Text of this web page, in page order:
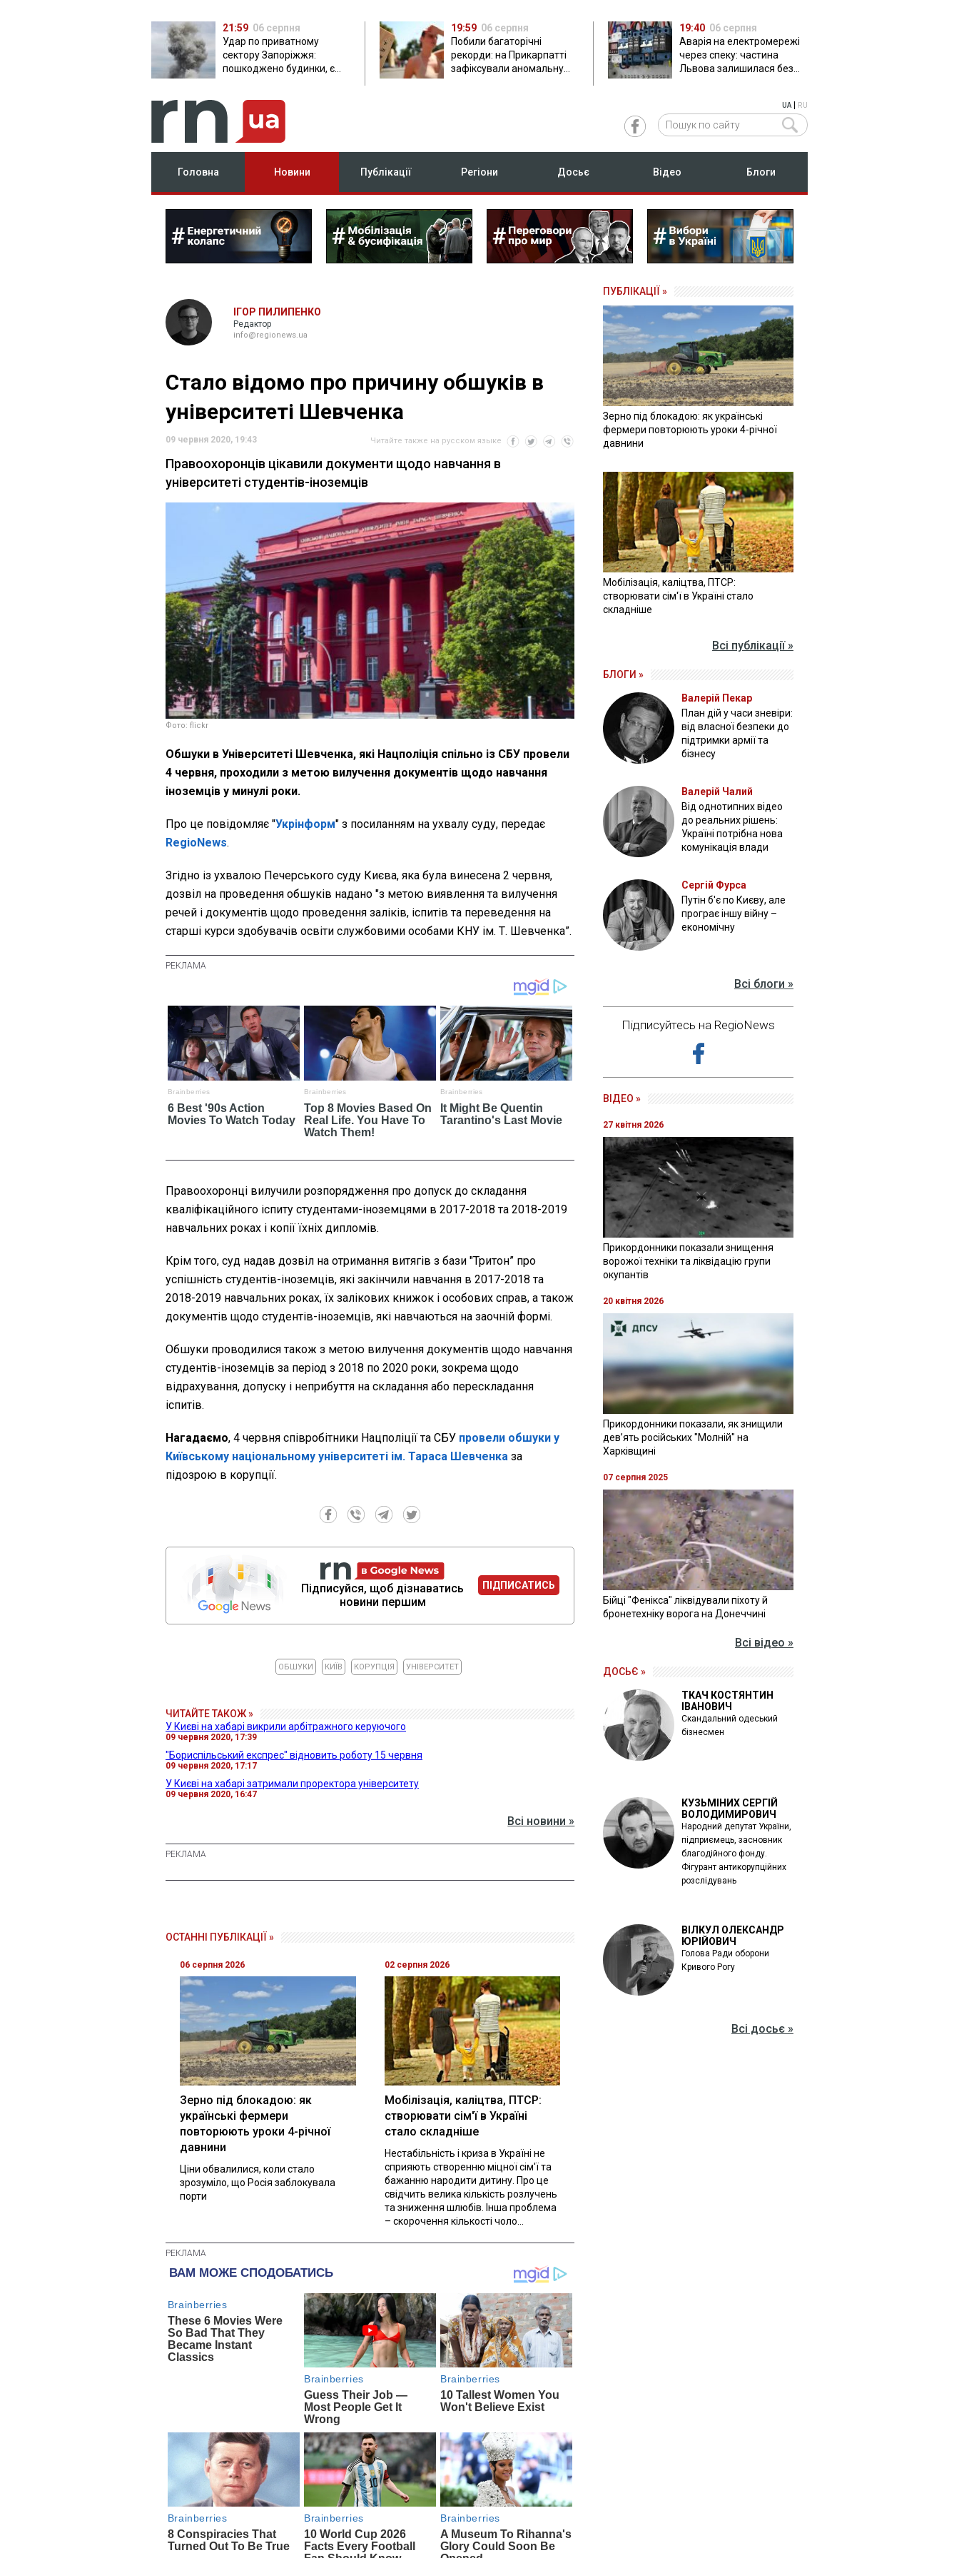
21:59 06 серпня
Удар по приватному
сектору Запоріжжя:
пошкоджено будинки, є
19:59 06 серпня
Побили багаторічні
рекорди: на Прикарпатті
зафіксували аномальну
19:40 06 серпня
Аварія на електромережі
через спеку: частина
Львова залишилася без
UA| RU
Головна Новини Публікації Регіони Досьє Відео Блоги
ІГОР ПИЛИПЕНКО
Редактор
info@regionews.ua
Стало відомо про причину обшуків в
університеті Шевченка
09 червня 2020, 19:43 Читайте также на русском языке
Правоохоронців цікавили документи щодо навчання в
університеті студентів-іноземців
Фото: flickr
Обшуки в Університеті Шевченка, які Нацполіція спільно із СБУ провели
4 червня, проходили з метою вилучення документів щодо навчання
іноземців у минулі роки.
Про це повідомляє "Укрінформ" з посиланням на ухвалу суду, передає
RegioNews.
Згідно із ухвалою Печерського суду Києва, яка була винесена 2 червня,
дозвіл на проведення обшуків надано "з метою виявлення та вилучення
речей і документів щодо проведення заліків, іспитів та переведення на
старші курси здобувачів освіти службовими особами КНУ ім. Т. Шевченка”.
Правоохоронці вилучили розпорядження про допуск до складання
кваліфікаційного іспиту студентами-іноземцями в 2017-2018 та 2018-2019
навчальних роках і копії їхніх дипломів.
Крім того, суд надав дозвіл на отримання витягів з бази "Тритон” про
успішність студентів-іноземців, які закінчили навчання в 2017-2018 та
2018-2019 навчальних роках, їх залікових книжок і особових справ, а також
документів щодо студентів-іноземців, які навчаються на заочній формі.
Обшуки проводилися також з метою вилучення документів щодо навчання
студентів-іноземців за період з 2018 по 2020 роки, зокрема щодо
відрахування, допуску і неприбуття на складання або перескладання
іспитів.
Нагадаємо, 4 червня співробітники Нацполіції та СБУ провели обшуки у
Київському національному університеті ім. Тараса Шевченка за
підозрою в корупції.
Підписуйся, щоб дізнаватись
новини першим
ПІДПИСАТИСЬ
ОБШУКИ КИЇВ КОРУПЦІЯ УНІВЕРСИТЕТ
ЧИТАЙТЕ ТАКОЖ »
У Києві на хабарі викрили арбітражного керуючого
09 червня 2020, 17:39
"Бориспільський експрес" відновить роботу 15 червня
09 червня 2020, 17:17
У Києві на хабарі затримали проректора університету
09 червня 2020, 16:47
Всі новини »
ОСТАННІ ПУБЛІКАЦІЇ »
06 серпня 2026
Зерно під блокадою: як
українські фермери
повторюють уроки 4-річної
давнини
Ціни обвалилися, коли стало
зрозуміло, що Росія заблокувала
порти
02 серпня 2026
Мобілізація, каліцтва, ПТСР:
створювати сім'ї в Україні
стало складніше
Нестабільність і криза в Україні не
сприяють створенню міцної сім'ї та
бажанню народити дитину. Про це
свідчить велика кількість розлучень
та зниження шлюбів. Інша проблема
– скорочення кількості чоло...
ПУБЛІКАЦІЇ »
Зерно під блокадою: як українські
фермери повторюють уроки 4-річної
давнини
Мобілізація, каліцтва, ПТСР:
створювати сім'ї в Україні стало
складніше
Всі публікації »
БЛОГИ »
Валерій Пекар
План дій у часи зневіри:
від власної безпеки до
підтримки армії та
бізнесу
Валерій Чалий
Від однотипних відео
до реальних рішень:
Україні потрібна нова
комунікація влади
Сергій Фурса
Путін б'є по Києву, але
програє іншу війну –
економічну
Всі блоги »
Підписуйтесь на RegioNews
ВІДЕО »
27 квітня 2026
Прикордонники показали знищення
ворожої техніки та ліквідацію групи
окупантів
20 квітня 2026
Прикордонники показали, як знищили
девʼять російських "Молній" на
Харківщині
07 серпня 2025
Бійці "Фенікса" ліквідували піхоту й
бронетехніку ворога на Донеччині
Всі відео »
ДОСЬЄ »
ТКАЧ КОСТЯНТИН
ІВАНОВИЧ
Скандальний одеський
бізнесмен
КУЗЬМІНИХ СЕРГІЙ
ВОЛОДИМИРОВИЧ
Народний депутат України,
підприємець, засновник
благодійного фонду.
Фігурант антикорупційних
розслідувань
ВІЛКУЛ ОЛЕКСАНДР
ЮРІЙОВИЧ
Голова Ради оборони
Кривого Рогу
Всі досьє »